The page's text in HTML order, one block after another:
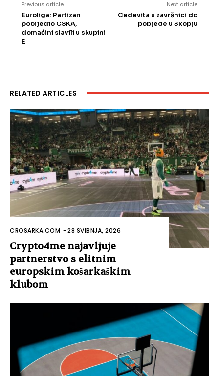
Previous article
Euroliga: Partizan
pobijedio CSKA,
domaćini slavili u skupini
E
Next article
Cedevita u završnici do
pobjede u Skopju
RELATED ARTICLES
CROSARKA.COM -28 SVIBNJA, 2026
Crypto4me najavljuje
partnerstvo s elitnim
europskim košarkaškim
klubom